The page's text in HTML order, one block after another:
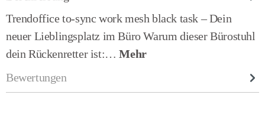
Trendoffice to-sync work mesh black task – Dein
neuer Lieblingsplatz im Büro Warum dieser Bürostuhl
dein Rückenretter ist:…Mehr
Bewertungen